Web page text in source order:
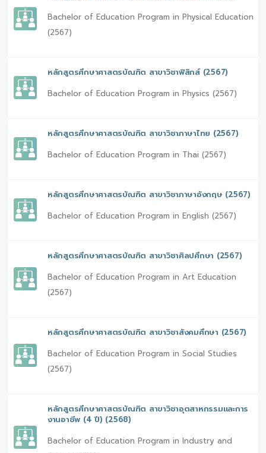
Bachelor of Education Program in Physical Education
(2567)
หลักสูตรศึกษาศาสตรบัณฑิต สาขาวิชาฟิสิกส์ (2567)
Bachelor of Education Program in Physics (2567)
หลักสูตรศึกษาศาสตรบัณฑิต สาขาวิชาภาษาไทย (2567)
Bachelor of Education Program in Thai (2567)
หลักสูตรศึกษาศาสตรบัณฑิต สาขาวิชาภาษาอังกฤษ (2567)
Bachelor of Education Program in English (2567)
หลักสูตรศึกษาศาสตรบัณฑิต สาขาวิชาศิลปศึกษา (2567)
Bachelor of Education Program in Art Education
(2567)
หลักสูตรศึกษาศาสตรบัณฑิต สาขาวิชาสังคมศึกษา (2567)
Bachelor of Education Program in Social Studies
(2567)
หลักสูตรศึกษาศาสตรบัณฑิต สาขาวิชาอุตสาหกรรมและการ
งานอาชีพ (4 ปี) (2568)
Bachelor of Education Program in Industry and